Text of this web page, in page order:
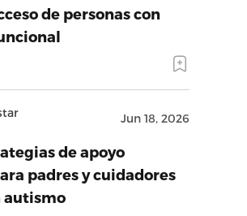
de personas con
Jun 18, 2026
de apoyo
padres y cuidadores
autismo